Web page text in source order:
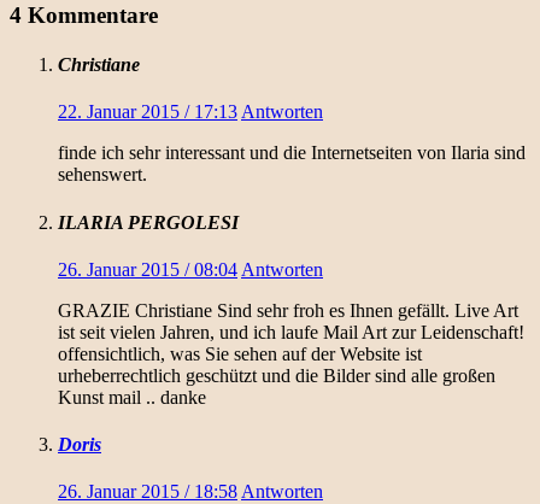
4 Kommentare
Christiane
22. Januar 2015 / 17:13 Antworten
finde ich sehr interessant und die Internetseiten von Ilaria sind
sehenswert.
ILARIA PERGOLESI
26. Januar 2015 / 08:04 Antworten
GRAZIE Christiane Sind sehr froh es Ihnen gefällt. Live Art
ist seit vielen Jahren, und ich laufe Mail Art zur Leidenschaft!
offensichtlich, was Sie sehen auf der Website ist
urheberrechtlich geschützt und die Bilder sind alle großen
Kunst mail .. danke
Doris
26. Januar 2015 / 18:58Antworten